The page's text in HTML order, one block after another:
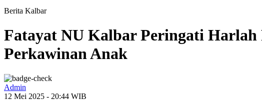
Berita Kalbar
Fatayat NU Kalbar Peringati Harlah
Perkawinan Anak
Admin
12 Mei 2025 - 20:44 WIB